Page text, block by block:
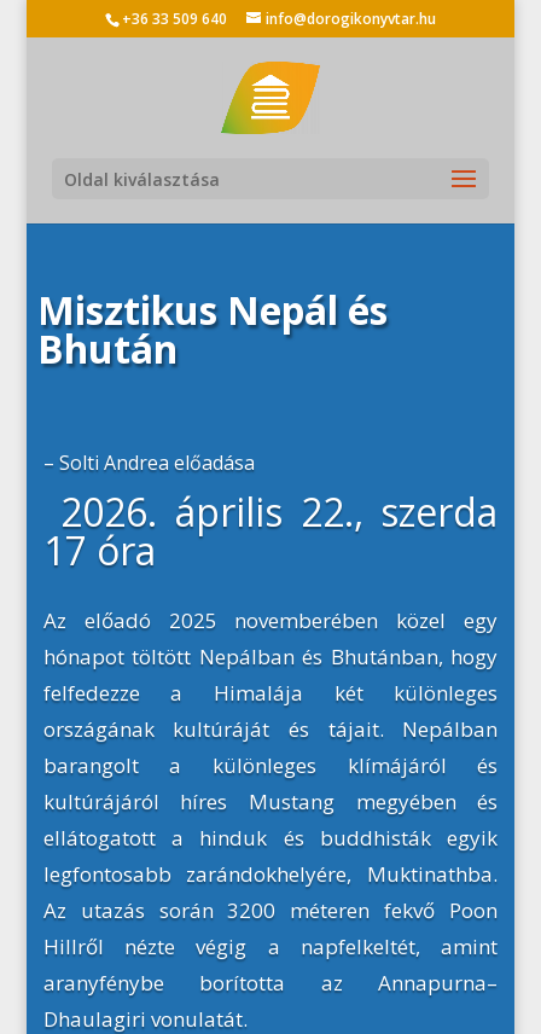
+36 33 509 640 info@dorogikonyvtar.hu
Oldal kiválasztása
Misztikus Nepál és
Bhután
– Solti Andrea előadása
2026. április 22., szerda
17 óra
Az előadó 2025 novemberében közel egy
hónapot töltött Nepálban és Bhutánban, hogy
felfedezze a Himalája két különleges
országának kultúráját és tájait. Nepálban
barangolt a különleges klímájáról és
kultúrájáról híres Mustang megyében és
ellátogatott a hinduk és buddhisták egyik
legfontosabb zarándokhelyére, Muktinathba.
Az utazás során 3200 méteren fekvő Poon
Hillről nézte végig a napfelkeltét, amint
aranyfénybe borította az Annapurna–
Dhaulagiri vonulatát.